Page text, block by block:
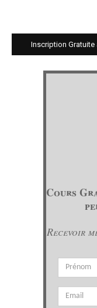
Inscription Gratuite
Cours
Recevoir